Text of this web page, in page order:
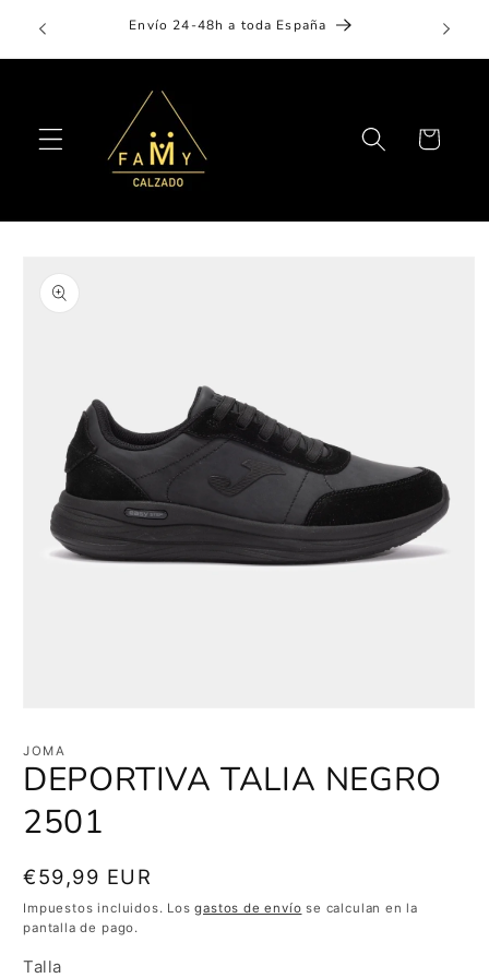
directamenteEnvío 24-48h a toda España
Carrito
información
multimedia
1
ventana
modal
JOMA
DEPORTIVA TALIA NEGRO
2501
Precio
habitual
€59,99 EUR
Impuestos incluidos. Losgastos de envío se calculan en la
pantalla de pago.
Talla